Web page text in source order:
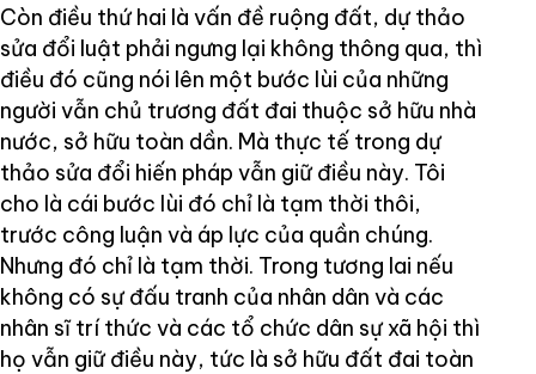
Còn điều thứ hai là vấn đề ruộng đất, dự thảo
sửa đổi luật phải ngưng lại không thông qua, thì
điều đó cũng nói lên một bước lùi của những
người vẫn chủ trương đất đai thuộc sở hữu nhà
nước, sở hữu toàn dần. Mà thực tế trong dự
thảo sửa đổi hiến pháp vẫn giữ điều này. Tôi
cho là cái bước lùi đó chỉ là tạm thời thôi,
trước công luận và áp lực của quần chúng.
Nhưng đó chỉ là tạm thời. Trong tương lai nếu
không có sự đấu tranh của nhân dân và các
nhân sĩ trí thức và các tổ chức dân sự xã hội thì
họ vẫn giữ điều này, tức là sở hữu đất đai toàn